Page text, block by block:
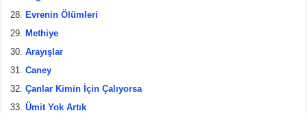
Evrenin Ölümleri
Methiye
Arayışlar
Caney
Çanlar Kimin İçin Çalıyorsa
Ümit Yok Artık